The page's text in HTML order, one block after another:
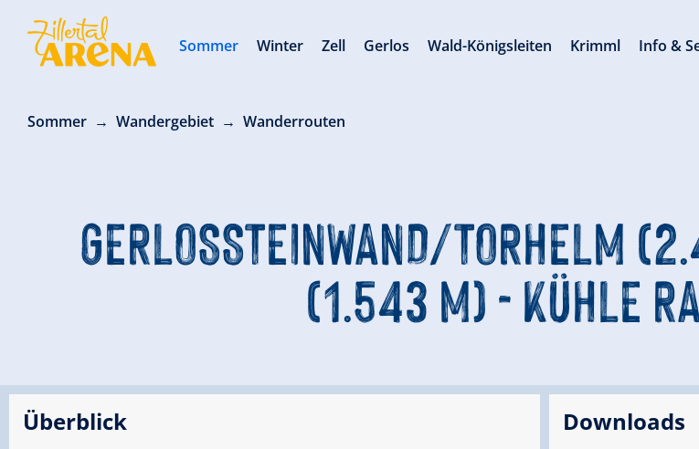
Sommer Wandergebiet Wanderrouten
GERLOSSTEINWAND/TORHELM
1.543 M) - KÜHLE
Überblick Downloads
Sommer Winter Zell Gerlos Wald-Königsleiten Krimml Info &